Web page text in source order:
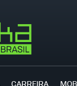
CARREIRA